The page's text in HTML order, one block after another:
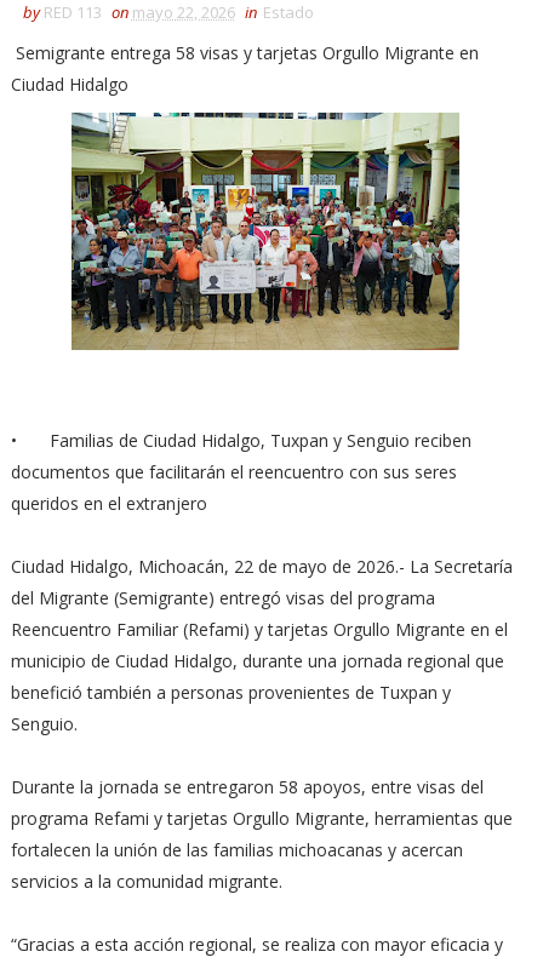
by RED 113 on mayo 22, 2026 in Estado
Semigrante entrega 58 visas y tarjetas Orgullo Migrante en
Ciudad Hidalgo
•
Familias de Ciudad Hidalgo, Tuxpan y Senguio reciben
documentos que facilitarán el reencuentro con sus seres
queridos en el extranjero
Ciudad Hidalgo, Michoacán, 22 de mayo de 2026.- La Secretaría
del Migrante (Semigrante) entregó visas del programa
Reencuentro Familiar (Refami) y tarjetas Orgullo Migrante en el
municipio de Ciudad Hidalgo, durante una jornada regional que
benefició también a personas provenientes de Tuxpan y
Senguio.
Durante la jornada se entregaron 58 apoyos, entre visas del
programa Refami y tarjetas Orgullo Migrante, herramientas que
fortalecen la unión de las familias michoacanas y acercan
servicios a la comunidad migrante.
“Gracias a esta acción regional, se realiza con mayor eficacia y